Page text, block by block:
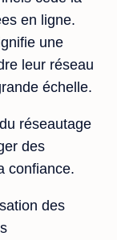
en ligne.
une
leur réseau
échelle.
réseautage
des
confiance.
des